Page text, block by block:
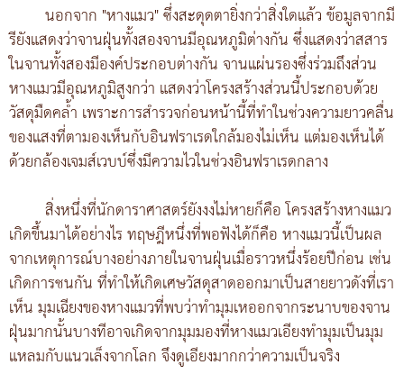
นอกจาก "หางแมว" ซึ่งสะดุดตายิ่งกว่าสิ่งใดแล้ว ข้อมูลจากมี
รียังแสดงว่าจานฝุ่นทั้งสองจานมีอุณหภูมิต่างกัน ซึ่งแสดงว่าสสาร
ในจานทั้งสองมีองค์ประกอบต่างกัน จานแผ่นรองซึ่งร่วมถึงส่วน
หางแมวมีอุณหภูมิสูงกว่า แสดงว่าโครงสร้างส่วนนี้ประกอบด้วย
วัสดุมืดคล้ำ เพราะการสำรวจก่อนหน้านี้ที่ทำในช่วงความยาวคลื่น
ของแสงที่ตามองเห็นกับอินฟราเรดใกล้มองไม่เห็น แต่มองเห็นได้
ด้วยกล้องเจมส์เวบบ์ซึ่งมีความไวในช่วงอินฟราเรดกลาง
สิ่งหนึ่งที่นักดาราศาสตร์ยังงงไม่หายก็คือ โครงสร้างหางแมว
เกิดขึ้นมาได้อย่างไร ทฤษฎีหนึ่งที่พอฟังได้ก็คือ หางแมวนี้เป็นผล
จากเหตุการณ์บางอย่างภายในจานฝุ่นเมื่อราวหนึ่งร้อยปีก่อน เช่น
เกิดการชนกัน ที่ทำให้เกิดเศษวัสดุสาดออกมาเป็นสายยาวดังที่เรา
เห็น มุมเฉียงของหางแมวที่พบว่าทำมุมเหออกจากระนาบของจาน
ฝุ่นมากนั้นบางทีอาจเกิดจากมุมมองที่หางแมวเอียงทำมุมเป็นมุม
แหลมกับแนวเล็งจากโลก จึงดูเอียงมากกว่าความเป็นจริง